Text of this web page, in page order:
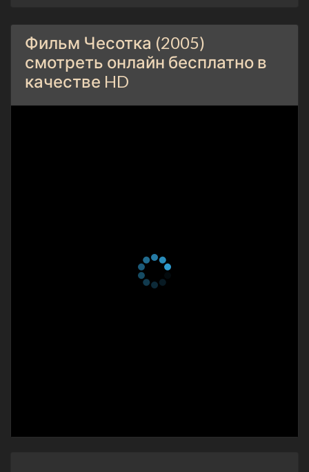
Фильм Чесотка (2005)
смотреть онлайн бесплатно в
качестве HD